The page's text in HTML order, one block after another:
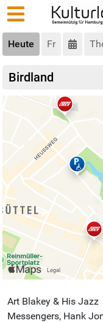
Heute Fr
Birdland
Art Blakey & His Jazz
Messengers, Hank